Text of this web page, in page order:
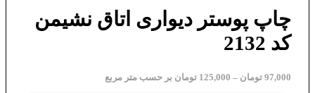
چاپ پوستر دیواری اتاق نشیمن
کد 2132
97,000 تومان –
125,000 تومان بر حسب متر مربع